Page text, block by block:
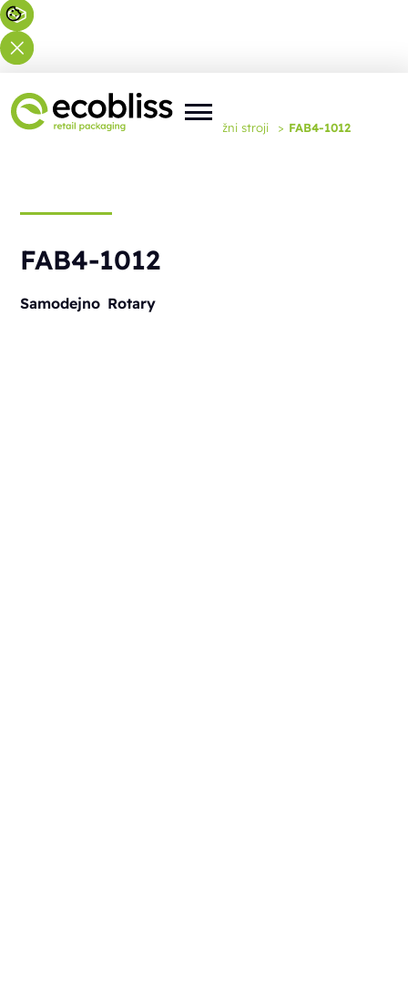
Tu ste: Domov > Rešitve Embalažni stroji > FAB4-1012
FAB4-1012
Samodejno Rotary